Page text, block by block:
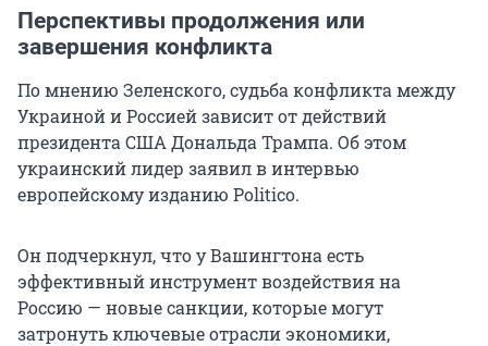
Перспективы продолжения или
завершения конфликта
По мнению Зеленского, судьба конфликта между
Украиной и Россией зависит от действий
президента США Дональда Трампа. Об этом
украинский лидер заявил в интервью
европейскому изданию Politico.
Он подчеркнул, что у Вашингтона есть
эффективный инструмент воздействия на
Россию — новые санкции, которые могут
затронуть ключевые отрасли экономики,